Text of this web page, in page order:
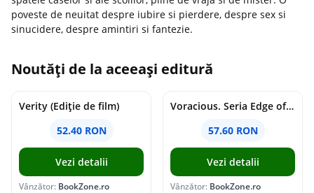
poveste de neuitat despre iubire si pierdere, despre sex si
sinucidere, despre amintiri si fantezie.
Noutăți de la aceeași editură
Verity (Ediție de film)
52.40 RON
Vezi detalii
Vânzător: BookZone.ro
Voracious. Seria Edge of Darkness Vol.2
57.60 RON
Vezi detalii
Vânzător: BookZone.ro